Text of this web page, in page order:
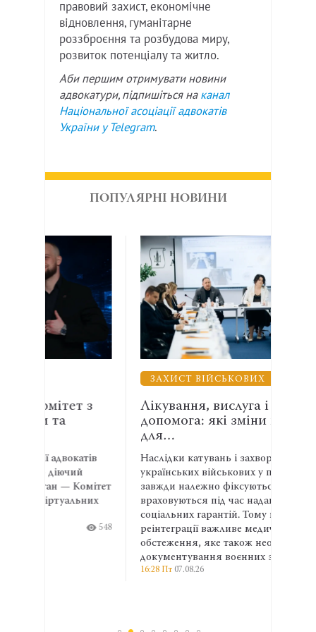
правовий захист, економічне
відновлення, гуманітарне
роззброєння та розбудова миру,
розвиток потенціалу та житло.
Аби першим отримувати новини
адвокатури, підпишіться на канал
Національної асоціації адвокатів
України у Telegram.
ПОПУЛЯРНІ НОВИНИ
ЗАХИСТ ВІЙСЬКОВИХ
Лікування, вислуга і правнича
допомога: які зміни необхідні
Наслідки катувань і захворювання
українських військових у полоні не
завжди належно фіксуються та
враховуються під час надання
соціальних гарантій. Тому на етапі
реінтеграції важливе медичне
обстеження, яке також необхідне для
документування воєнних злочинів.